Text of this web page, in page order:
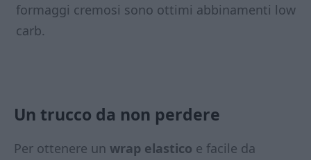
formaggi cremosi sono ottimi abbinamenti low
carb.
Un trucco da non perdere
Per ottenere un wrap elastico e facile da